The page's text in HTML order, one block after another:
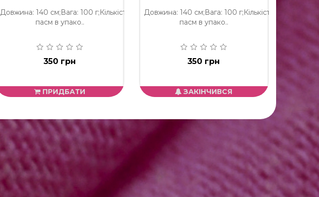
Довжина: 140 см;Вага: 100 г;Кількість
пасм в упако..
350 грн
ПРИДБАТИ
Довжина: 140 см;Вага: 100 г;Кількість
пасм в упако..
350 грн
ЗАКІНЧИВСЯ